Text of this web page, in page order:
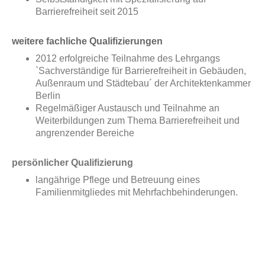
Barrierefreiheit seit 2015
weitere fachliche Qualifizierungen
2012 erfolgreiche Teilnahme des Lehrgangs
`Sachverständige für Barrierefreiheit in Gebäuden,
Außenraum und Städtebau´ der Architektenkammer
Berlin
Regelmäßiger Austausch und Teilnahme an
Weiterbildungen zum Thema Barrierefreiheit und
angrenzender Bereiche
persönlicher Qualifizierung
langährige Pflege und Betreuung eines
Familienmitgliedes mit Mehrfachbehinderungen.